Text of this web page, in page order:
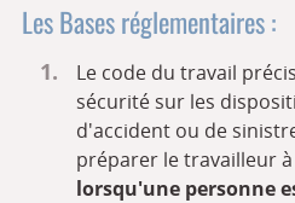
Les Bases réglementaires :
Le code du travail
sécurité sur les
d'accident ou de
préparer le travailleur à
lorsqu'une personne